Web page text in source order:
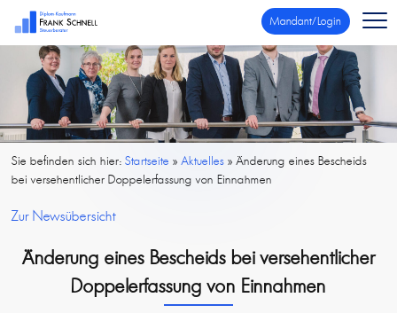
Mandant/Login
Sie befinden sich hier:Startseite »Aktuelles »Änderung eines Bescheids
bei versehentlicher Doppelerfassung von Einnahmen
Zur Newsübersicht
Änderung eines Bescheids bei versehentlicher
Doppelerfassung von Einnahmen